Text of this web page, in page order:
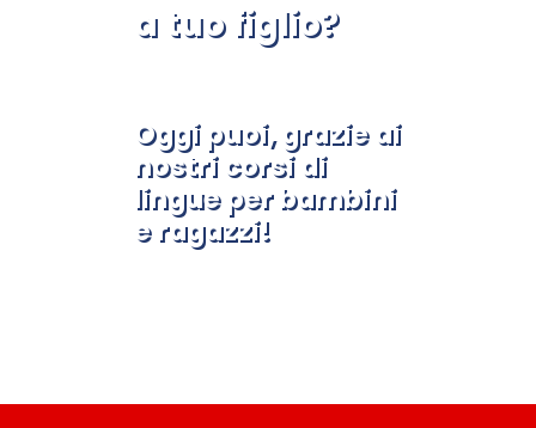
a tuo figlio?
Oggi puoi, grazie ai
nostri corsi di
lingue per bambini
e ragazzi!